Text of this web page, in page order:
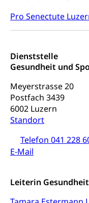
Pro Senectute
Dienststelle
Gesundheit und
Meyerstrasse 20
Postfach 3439
6002 Luzern
Standort
Telefon 041 228
E-Mail
Leiterin